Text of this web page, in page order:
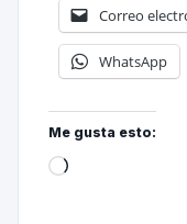
Correo
WhatsApp
Me gusta esto: